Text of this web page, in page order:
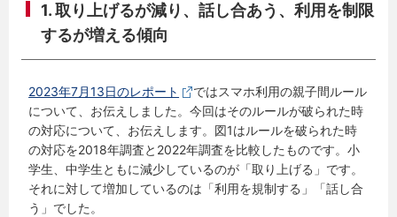
1. 取り上げるが減り、話し合あう、利用を制限
するが増える傾向
2023年7月13日のレポート
ではスマホ利用の親子間ルール
について、お伝えしました。今回はそのルールが破られた時
の対応について、お伝えします。図1はルールを破られた時
の対応を2018年調査と2022年調査を比較したものです。小
学生、中学生ともに減少しているのが「取り上げる」です。
それに対して増加しているのは「利用を規制する」「話し合
う」でした。